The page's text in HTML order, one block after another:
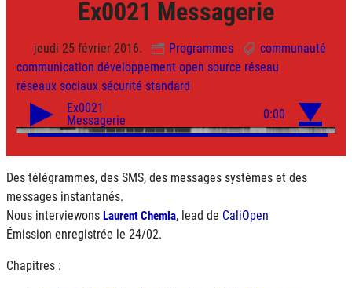
Ex0021 Messagerie
jeudi 25 février 2016. Programmes
communauté
communication développement open source réseau
réseaux sociaux sécurité standard
Des télégrammes, des SMS, des messages systèmes et des
messages instantanés.
Nous interviewons Laurent Chemla, lead de CaliOpen
Émission enregistrée le 24/02.
Chapitres :